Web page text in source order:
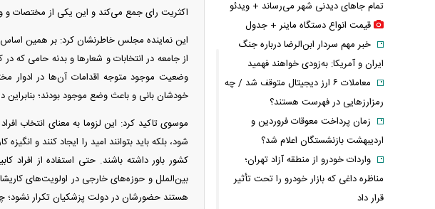
اکثریت رای جمع می‌کند و این یکی از مختصات و
این نماینده مجلس خاطرنشان کرد: بر همین
از جامعه در انتخابات و شعار‌ها و بدنه حامی که
وضعیت موجود متوجه اقدامات آن‌ها در ادوار
خودشان بانی و باعث وضع موجود بودند؛ بنابراین
موسوی تاکید کرد: این لزوما به معنای انتخاب
شود، بلکه باید بتوانند امید را ایجاد کنند و
کشور باور داشته باشند. حتی استفاده از افراد
بین‌الملل و حوزه‌های خارجی در اولویت‌های
هستند حضورشان در دولت پزشکیان تکرار
تمام جاهای دیدنی شهر می‌رساند + ویدئو
قیمت انواع دستگاه ماینر + جدول
خبر مهم سردار ابن‌الرضا درباره جنگ
ایران و آمریکا: به‌زودی خواهند فهمید
معاملات ۶ ارز دیجیتال متوقف شد / چه
رمزارزهایی در فهرست هستند؟
زمان پرداخت معوقات فروردین و
اردیبهشت بازنشستگان اعلام شد؟
واردات خودرو از منطقه آزاد تهران؛
مناظره داغی که بازار خودرو را تحت تأثیر
قرار داد